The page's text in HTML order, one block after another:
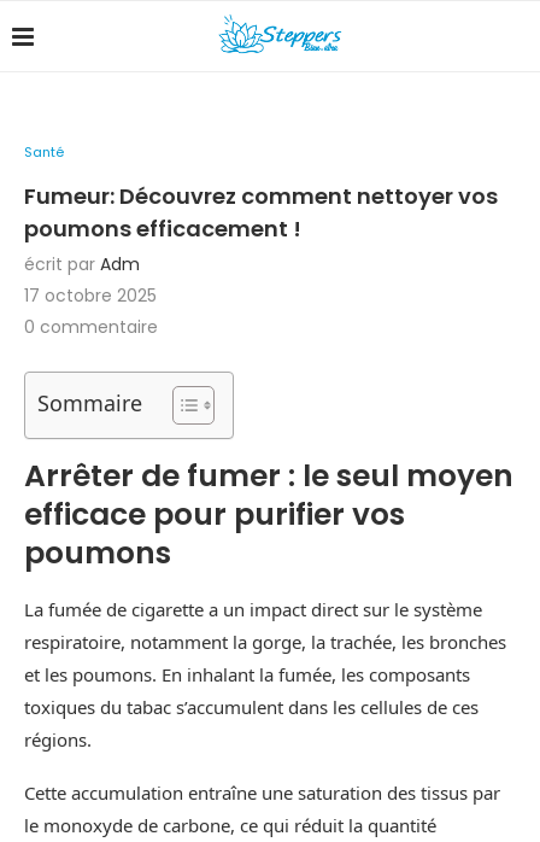
Santé
Fumeur: Découvrez comment nettoyer vos
poumons efficacement !
écrit par Adm
17 octobre 2025
0 commentaire
Sommaire
Arrêter de fumer : le seul moyen
efficace pour purifier vos
poumons
La fumée de cigarette a un impact direct sur le système
respiratoire, notamment la gorge, la trachée, les bronches
et les poumons. En inhalant la fumée, les composants
toxiques du tabac s’accumulent dans les cellules de ces
régions.
Cette accumulation entraîne une saturation des tissus par
le monoxyde de carbone, ce qui réduit la quantité